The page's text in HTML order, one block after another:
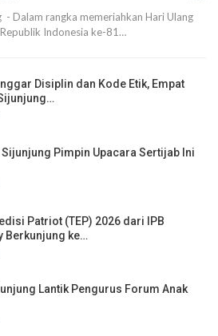
- Dalam rangka memeriahkan Hari Ulang
Indonesia ke-81…
Disiplin dan Kode Etik, Empat
Pimpin Upacara Sertijab Ini
Patriot (TEP) 2026 dari IPB
Berkunjung ke…
Lantik Pengurus Forum Anak